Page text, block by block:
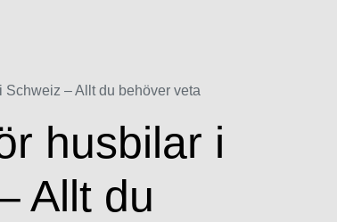
Schweiz – Allt du behöver veta
husbilar i
Allt du